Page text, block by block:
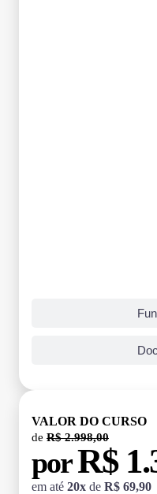
VALOR DO CURSO
de R$ 2.998,00
porR$
em até 20x de R$ 69,90